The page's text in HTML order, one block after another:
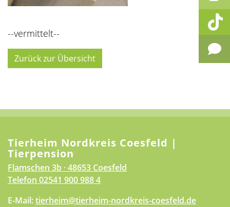
--vermittelt--
Zurück zur Übersicht
Tierheim Nordkreis Coesfeld |
Tierpension
Flamschen 3b · 48653 Coesfeld
Telefon 02541 900 988 4
E-Mail:tierheim@tierheim-nordkreis-coesfeld.de